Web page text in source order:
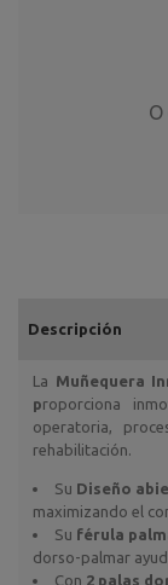
Descripción
La Muñequera
proporciona
operatoria,
rehabilitación.
Su Diseño
maximizando el
Su férula
dorso-palmar
Con 2 palas